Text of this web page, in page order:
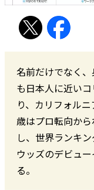
名前だけでなく
も日本人に近い
り、カリフォル
歳はプロ転向か
し、世界ランキ
ウッズのデビュ
る。